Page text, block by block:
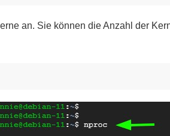
an. Sie können die Anzahl der